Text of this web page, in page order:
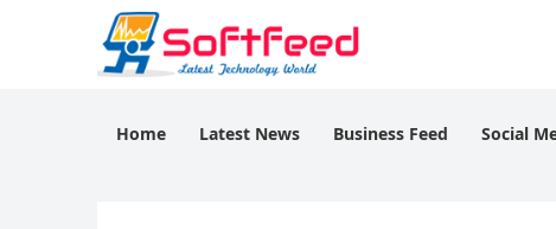
Home Latest News Business Feed Social